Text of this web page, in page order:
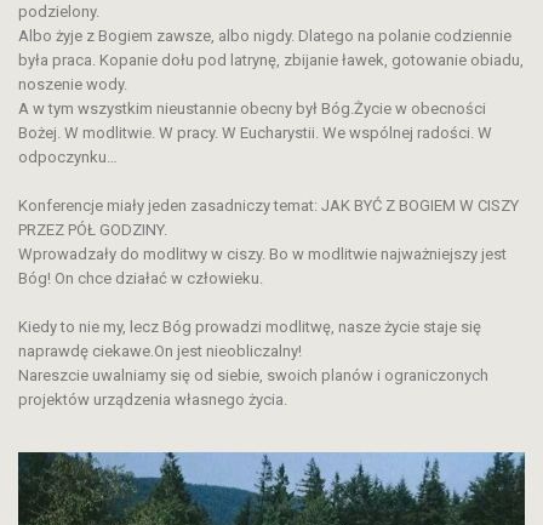
podzielony.
Albo żyje z Bogiem zawsze, albo nigdy. Dlatego na polanie codziennie
była praca. Kopanie dołu pod latrynę, zbijanie ławek, gotowanie obiadu,
noszenie wody.
A w tym wszystkim nieustannie obecny był Bóg.Życie w obecności
Bożej. W modlitwie. W pracy. W Eucharystii. We wspólnej radości. W
odpoczynku…
Konferencje miały jeden zasadniczy temat: JAK BYĆ Z BOGIEM W CISZY
PRZEZ PÓŁ GODZINY.
Wprowadzały do modlitwy w ciszy. Bo w modlitwie najważniejszy jest
Bóg! On chce działać w człowieku.
Kiedy to nie my, lecz Bóg prowadzi modlitwę, nasze życie staje się
naprawdę ciekawe.On jest nieobliczalny!
Nareszcie uwalniamy się od siebie, swoich planów i ograniczonych
projektów urządzenia własnego życia.